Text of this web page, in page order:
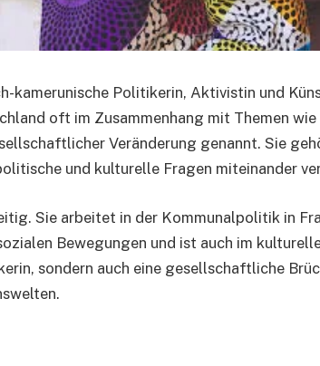
kamerunische Politikerin, Aktivistin und
oft im Zusammenhang mit Themen wie
Veränderung genannt. Sie
und kulturelle Fragen miteinander
Sie arbeitet in der Kommunalpolitik in
Bewegungen und ist auch im
sondern auch eine gesellschaftliche